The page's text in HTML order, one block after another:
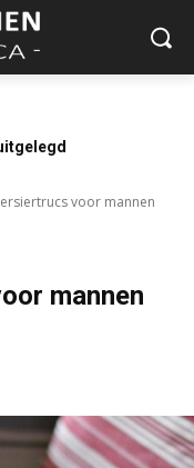
voor mannen
mannen